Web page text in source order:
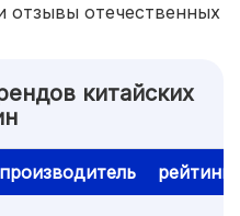
отзывы отечественных
китайских
производитель рейтинг